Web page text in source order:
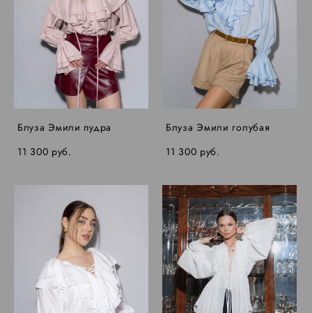
Блуза Эмили пудра
11 300 pуб.
Блуза Эмили голубая
11 300 pуб.